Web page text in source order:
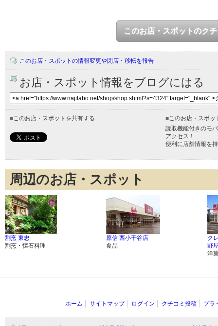
このお店・スポットのク
このお店・スポットの情報変更や閉店・移転を報告
お店・スポット情報をブログにはる
■このお店・スポットを共有する ■このお店・スポッ
読取機能付きのモ
アクセス！
便利に店舗情報を
周辺のお店・スポット
割烹 東忠
割烹・懐石料理
原信 西小千谷店
食品
ク
野
洋
ホーム サイトマップ ログイン クチコミ投稿 プラ